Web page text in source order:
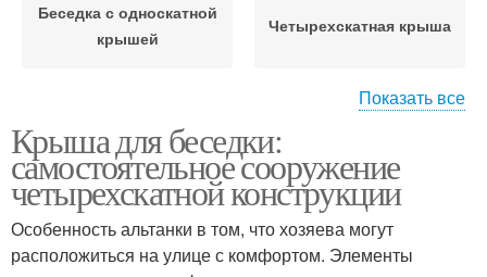
Беседка с односкатной
крышей
Четырехскатная крыша
Пластиковая крыша
Двускатная крыша
Показать все
Крыша для беседки:
самостоятельное сооружение
четырехскатной конструкции
Особенность альтанки в том, что хозяева могут
расположиться на улице с комфортом. Элементы